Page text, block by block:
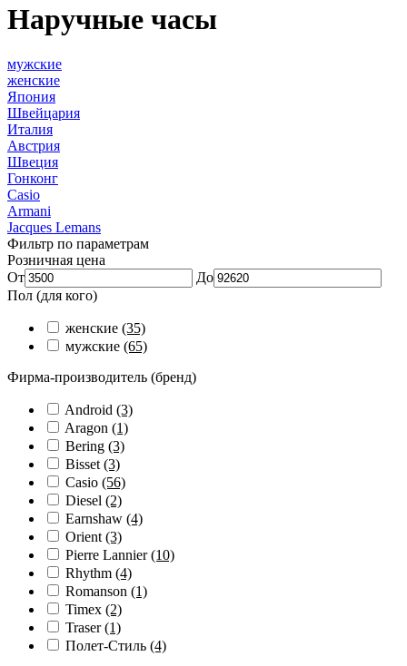
Наручные часы
мужские
женские
Япония
Швейцария
Италия
Австрия
Швеция
Гонконг
Casio
Armani
Jacques Lemans
Фильтр по параметрам
Розничная цена
От
До
Пол (для кого)
женские (35)
мужские (65)
Фирма-производитель (бренд)
Android (3)
Aragon (1)
Bering (3)
Bisset (3)
Casio (56)
Diesel (2)
Earnshaw (4)
Orient (3)
Pierre Lannier(10)
Rhythm (4)
Romanson (1)
Timex (2)
Traser(1)
Полет-Стиль (4)